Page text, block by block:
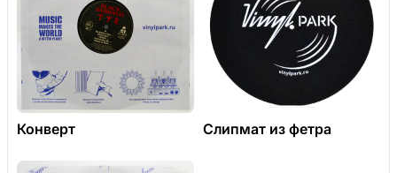
Конверт Слипмат из фетра